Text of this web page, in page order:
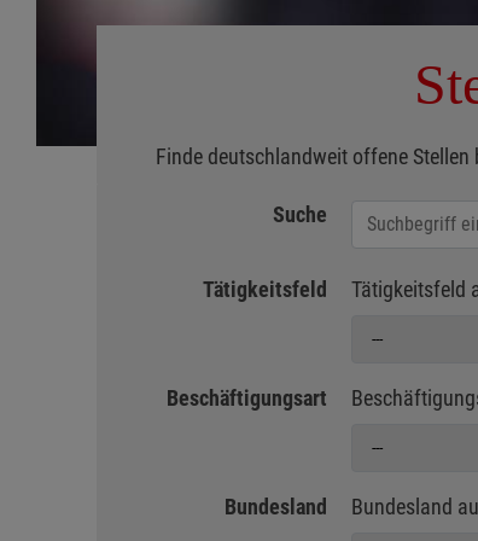
Finde deutschlandweit offene Stellen
Suche
Jobs suchen
Tätigkeitsfeld
Tätigkeitsfeld
Beschäftigungsart
Bundesland Bundesland